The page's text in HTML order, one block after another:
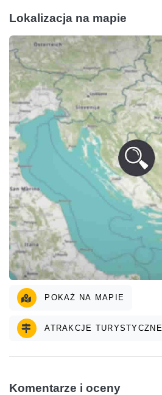
Lokalizacja na mapie
POKAŻ NA MAPIE
ATRAKCJE TURYSTYCZNE
Komentarze i oceny